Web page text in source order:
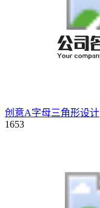
创意A字母三角形设计
1653